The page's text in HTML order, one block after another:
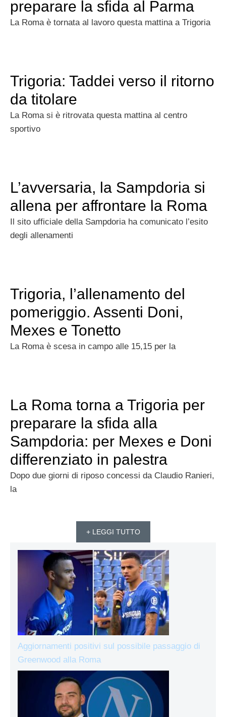
preparare la sfida al Parma
La Roma è tornata al lavoro questa mattina a Trigoria
Trigoria: Taddei verso il ritorno
da titolare
La Roma si è ritrovata questa mattina al centro
sportivo
L’avversaria, la Sampdoria si
allena per affrontare la Roma
Il sito ufficiale della Sampdoria ha comunicato l’esito
degli allenamenti
Trigoria, l’allenamento del
pomeriggio. Assenti Doni,
Mexes e Tonetto
La Roma è scesa in campo alle 15,15 per la
La Roma torna a Trigoria per
preparare la sfida alla
Sampdoria: per Mexes e Doni
differenziato in palestra
Dopo due giorni di riposo concessi da Claudio Ranieri,
la
+ LEGGI TUTTO
Aggiornamenti positivi sul possibile passaggio di
Greenwood alla Roma